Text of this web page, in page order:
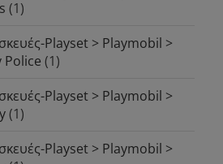
(1)
Playset > Playmobil >
Police (1)
Playset > Playmobil >
(1)
Playset > Playmobil >